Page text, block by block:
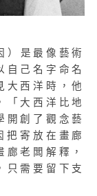
是最像藝術
自己名字命名
大西洋時，他
「大西洋比地
開創了觀念藝
寄放在畫廊
廊老闆解釋，
只需要留下支